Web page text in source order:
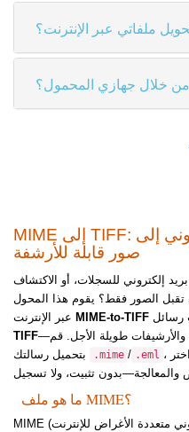
ملفاتي عبر الإنترنت؟
خلال جهازي المحمول؟
MIME إلى TIFF: تحويل رسائل البريد الإلكتروني إلى
صور قابلة للأرشفة
إلكتروني للسجلات، أو الاكتشاف
تقبل الصور فقط؟ يقوم هذا المحول
MIME-to-TIFF
TIFF—مثالي لملفات القضايا، وأنظمة التذاكر، والأرشيفات طويلة الأجل. قم
.mime / .eml
ما هو ملف MIME؟
MIME (امتدادات البريد الإلكتروني متعددة الأغراض للإنترنت) هو التنسيق